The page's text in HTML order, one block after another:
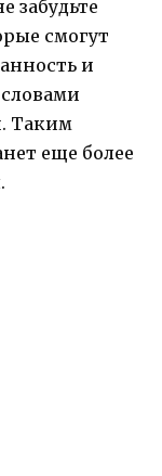
забудьте
смогут
и
Таким
еще более